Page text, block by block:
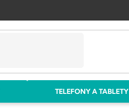
TELEFONY A TABLETY